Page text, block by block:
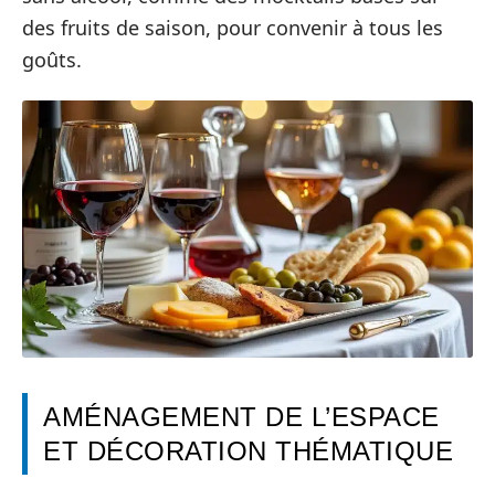
des fruits de saison, pour convenir à tous les
goûts.
AMÉNAGEMENT DE L’ESPACE
ET DÉCORATION THÉMATIQUE